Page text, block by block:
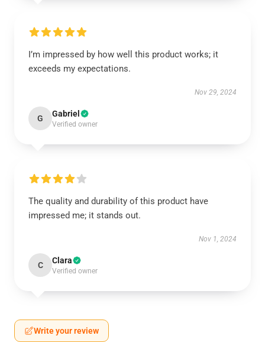
I’m impressed by how well this product works; it
exceeds my expectations.
Nov 29, 2024
G Gabriel
Verified owner
The quality and durability of this product have
impressed me; it stands out.
Nov 1, 2024
C Clara
Verified owner
Write your review